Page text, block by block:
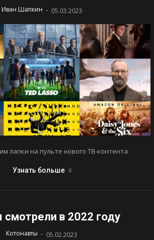
Иван Шапкин - 05.03.2023
лапки на пульте нового ТВ-контента
Узнать больше
в 2022 году
Котонавты - 05.02.2023